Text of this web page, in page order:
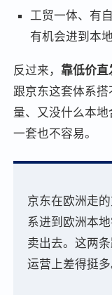
工贸一体、有
有机会进到本
反过来， 靠低价
跟京东这套体系
量、又没什么本
一套也不容易。
京东在欧洲走
系进到欧洲本
卖出去。这两
运营上差得挺多